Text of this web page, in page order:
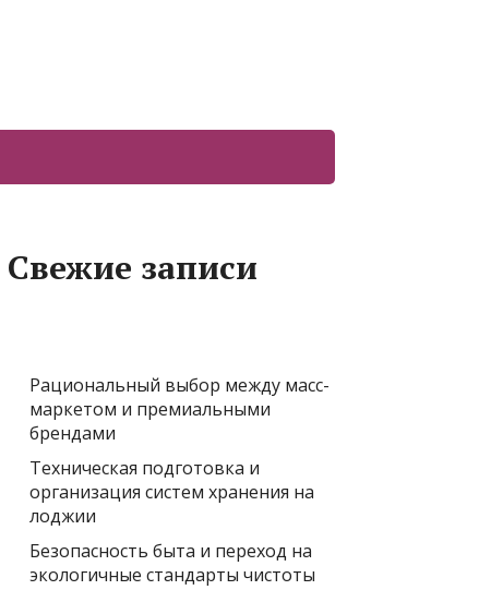
Свежие записи
Рациональный выбор между масс-
маркетом и премиальными
брендами
Техническая подготовка и
организация систем хранения на
лоджии
Безопасность быта и переход на
экологичные стандарты чистоты